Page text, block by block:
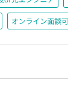
オンライン面談可